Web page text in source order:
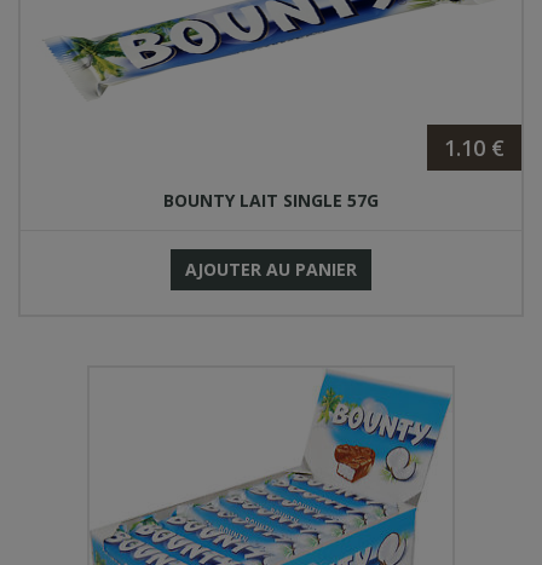
1.10 €
BOUNTY LAIT SINGLE 57G
AJOUTER AU PANIER